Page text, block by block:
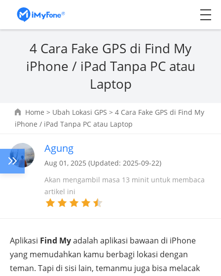
4 Cara Fake GPS di Find My
iPhone / iPad Tanpa PC atau
Laptop
Home > Ubah Lokasi GPS > 4 Cara Fake GPS di Find My
iPhone / iPad Tanpa PC atau Laptop
Agung
Aug 01, 2025 (Updated: 2025-09-22)
Akan mengambil masa 13 minit untuk membaca
artikel ini
Aplikasi Find Myadalah aplikasi bawaan di iPhone
yang memudahkan kamu berbagi lokasi dengan
teman. Tapi di sisi lain, temanmu juga bisa melacak